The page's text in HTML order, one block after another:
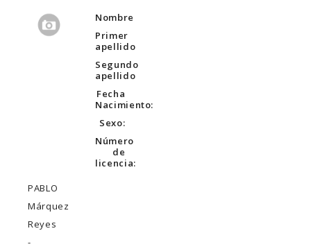
Nombre
Primer
apellido
Segundo
apellido
Fecha
Nacimiento:
Sexo:
Número
de
licencia:
PABLO
Márquez
Reyes
-